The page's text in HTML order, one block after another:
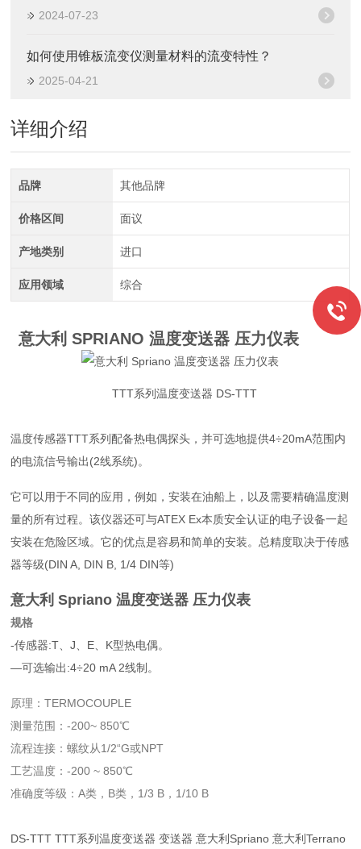
2024-07-23
如何使用锥板流变仪测量材料的流变特性？
2025-04-21
详细介绍
品牌 其他品牌
价格区间 面议
产地类别 进口
应用领域 综合
意大利 SPRIANO 温度变送器 压力仪表
TTT系列温度变送器 DS-TTT
温度传感器TTT系列配备热电偶探头，并可选地提供4÷20mA范围内
的电流信号输出(2线系统)。
它可以用于不同的应用，例如，安装在油船上，以及需要精确温度测
量的所有过程。该仪器还可与ATEX Ex本质安全认证的电子设备一起
安装在危险区域。它的优点是容易和简单的安装。总精度取决于传感
器等级(DIN A, DIN B, 1/4 DIN等)
意大利 Spriano 温度变送器 压力仪表
规格
-传感器:T、J、E、K型热电偶。
—可选输出:4÷20 mA 2线制。
原理：TERMOCOUPLE
测量范围：-200~ 850℃
流程连接：螺纹从1/2“G或NPT
工艺温度：-200 ~ 850℃
准确度等级：A类，B类，1/3 B，1/10 B
DS-TTT TTT系列温度变送器 变送器 意大利Spriano 意大利Terrano